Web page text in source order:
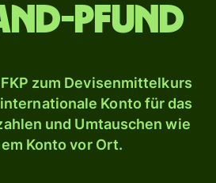
Pfund
zum Devisenmittelkurs
Konto für das
und Umtauschen wie
Konto vor Ort.